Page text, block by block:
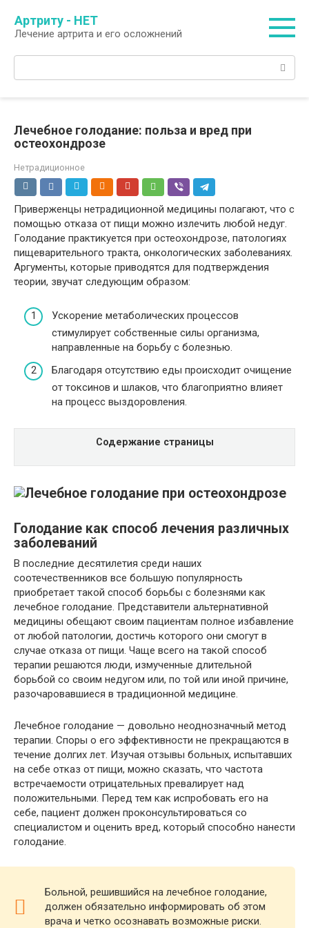
контенту
Артриту - НЕТ
Лечение артрита и его осложнений
Лечебное голодание: польза и вред при
остеохондрозе
Нетрадиционное
Приверженцы нетрадиционной медицины полагают, что с
помощью отказа от пищи можно излечить любой недуг.
Голодание практикуется при остеохондрозе, патологиях
пищеварительного тракта, онкологических заболеваниях.
Аргументы, которые приводятся для подтверждения
теории, звучат следующим образом:
Ускорение метаболических процессов
стимулирует собственные силы организма,
направленные на борьбу с болезнью.
Благодаря отсутствию еды происходит очищение
от токсинов и шлаков, что благоприятно влияет
на процесс выздоровления.
Содержание страницы
Голодание как способ лечения различных
заболеваний
В последние десятилетия среди наших
соотечественников все большую популярность
приобретает такой способ борьбы с болезнями как
лечебное голодание. Представители альтернативной
медицины обещают своим пациентам полное избавление
от любой патологии, достичь которого они смогут в
случае отказа от пищи. Чаще всего на такой способ
терапии решаются люди, измученные длительной
борьбой со своим недугом или, по той или иной причине,
разочаровавшиеся в традиционной медицине.
Лечебное голодание — довольно неоднозначный метод
терапии. Споры о его эффективности не прекращаются в
течение долгих лет. Изучая отзывы больных, испытавших
на себе отказ от пищи, можно сказать, что частота
встречаемости отрицательных превалирует над
положительными. Перед тем как испробовать его на
себе, пациент должен проконсультироваться со
специалистом и оценить вред, который способно нанести
голодание.
Больной, решившийся на лечебное голодание,
должен обязательно информировать об этом
врача и четко осознавать возможные риски.